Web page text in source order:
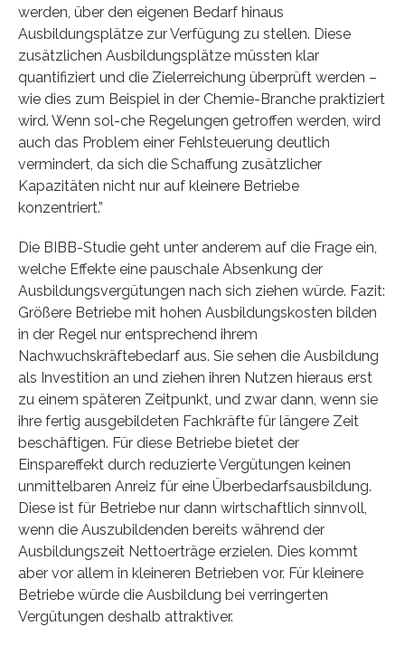
werden, über den eigenen Bedarf hinaus
Ausbildungsplätze zur Verfügung zu stellen. Diese
zusätzlichen Ausbildungsplätze müssten klar
quantifiziert und die Zielerreichung überprüft werden –
wie dies zum Beispiel in der Chemie-Branche praktiziert
wird. Wenn sol-che Regelungen getroffen werden, wird
auch das Problem einer Fehlsteuerung deutlich
vermindert, da sich die Schaffung zusätzlicher
Kapazitäten nicht nur auf kleinere Betriebe
konzentriert.”
Die BIBB-Studie geht unter anderem auf die Frage ein,
welche Effekte eine pauschale Absenkung der
Ausbildungsvergütungen nach sich ziehen würde. Fazit:
Größere Betriebe mit hohen Ausbildungskosten bilden
in der Regel nur entsprechend ihrem
Nachwuchskräftebedarf aus. Sie sehen die Ausbildung
als Investition an und ziehen ihren Nutzen hieraus erst
zu einem späteren Zeitpunkt, und zwar dann, wenn sie
ihre fertig ausgebildeten Fachkräfte für längere Zeit
beschäftigen. Für diese Betriebe bietet der
Einspareffekt durch reduzierte Vergütungen keinen
unmittelbaren Anreiz für eine Überbedarfsausbildung.
Diese ist für Betriebe nur dann wirtschaftlich sinnvoll,
wenn die Auszubildenden bereits während der
Ausbildungszeit Nettoerträge erzielen. Dies kommt
aber vor allem in kleineren Betrieben vor. Für kleinere
Betriebe würde die Ausbildung bei verringerten
Vergütungen deshalb attraktiver.